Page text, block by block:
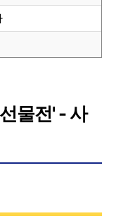
물전' - 사